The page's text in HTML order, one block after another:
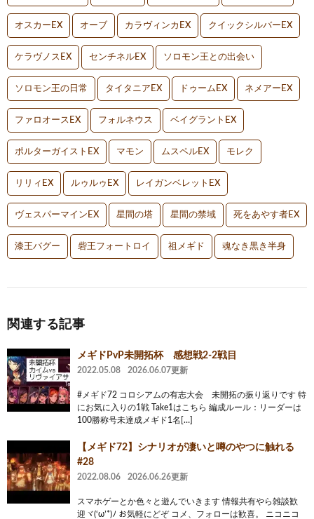
オスカーEX オーブ カラヴィンカEX クイックシルバーEX
ケラヴノスEX センチネルEX ソロモン王との出会い
ソロモン王の日常 タイタニアEX ドゥームEX ネメアーEX
ファロオースEX フォルネウス ベイグラントEX
ポルターガイストEX マモン ムスペルEX モレク
リリィEX ルゥルゥEX レイガンベレットEX
ヴェスパーマインEX 星間の塔 星間の禁域 死をあやす者EX
漆王バグー 砦王フォートロイ 祖メギド 魂なき黒き半身
関連する記事
メギドPvP未開拓杯 感想戦2-2戦目
2022.05.08 2026.06.07更新
#メギド72 コロシアムの有志大会 未開拓の振り返りです 特
にお気に入りの1戦 Take1はこちら 編成ルール：リーダーは
100勝称号未達成メギド1名[…]
【メギド72】シナリオが凄いと噂のやつに触れる
#28
2022.08.06 2026.06.26更新
スマホゲーとか色々と遊んでいきます 情報共有やら雑談歓
迎ヾ(‘ω’*)ﾉ お気軽にどぞ コメ、フォローは歓喜。 ニコニコ